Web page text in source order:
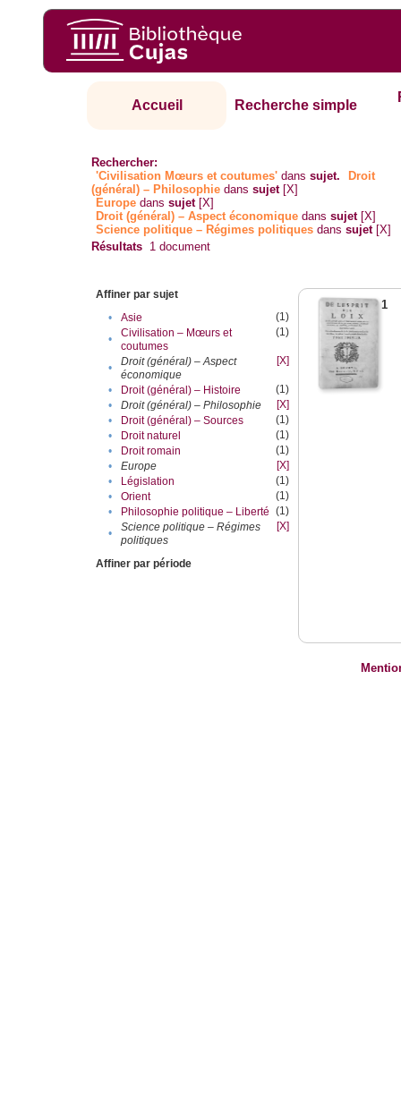
Accueil Recherche simple
Rechercher:
'Civilisation Mœurs et coutumes' danssujet.
Droit
(général) – Philosophie danssujet [X]
Europe danssujet [X]
Droit (général) – Aspect économique danssujet [X]
Science politique – Régimes politiques danssujet [X]
Résultats 1 document
Affiner par sujet
•
Asie
(1)
•
Civilisation – Mœurs et
coutumes
(1)
•
Droit (général) – Aspect
économique
[X]
• Droit (général) – Histoire
(1)
•
Droit (général) – Philosophie
[X]
•
Droit (général) – Sources
(1)
•
Droit naturel
(1)
•
Droit romain
(1)
•
Europe
[X]
•
Législation
(1)
•
Orient
(1)
•
Philosophie politique – Liberté (1)
•
Science politique – Régimes
politiques
[X]
Affiner par période
1